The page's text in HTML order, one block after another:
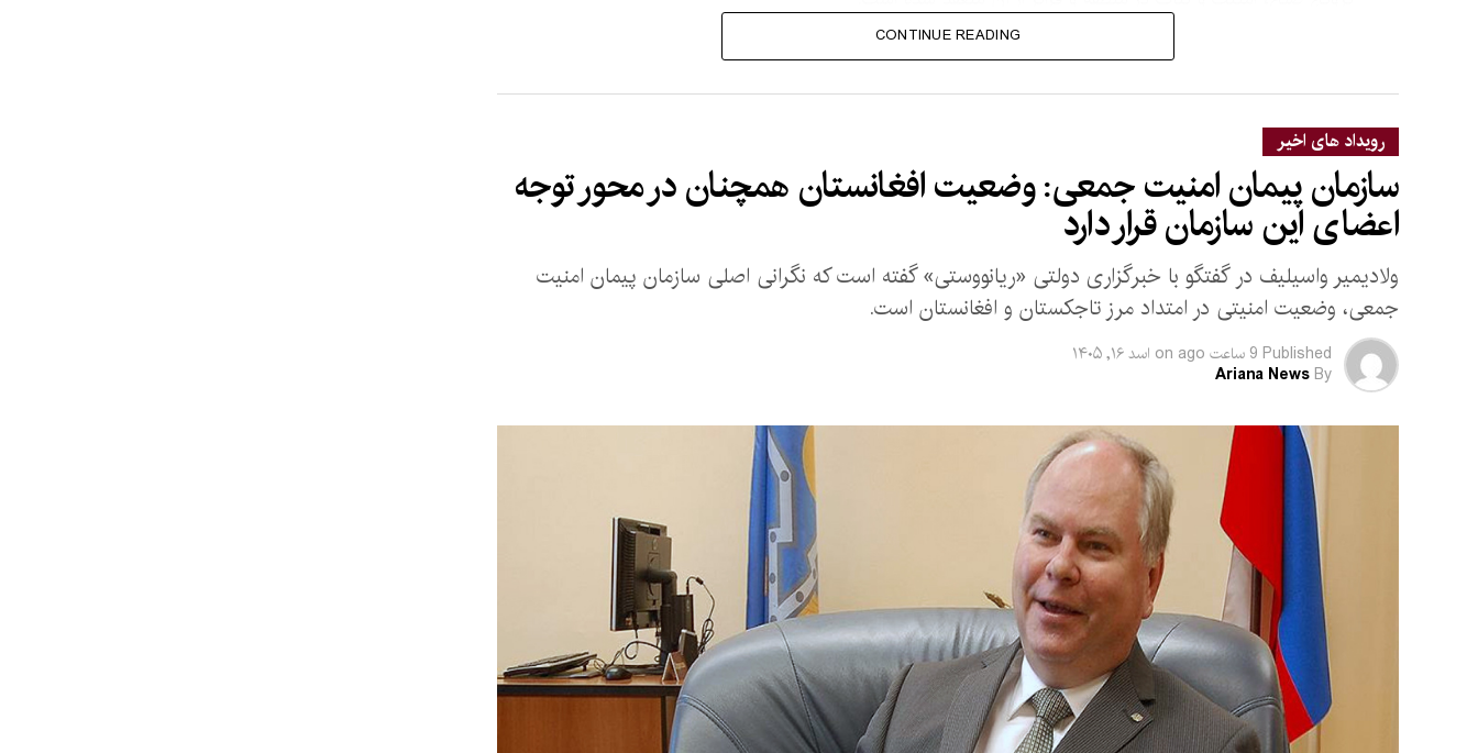
یک مقام ترکیه‌ای این توافق را ماهیتی دفاعی توصیف کرد و گفت که این پیمان علیه هیچ طرف مشخصی
با این حال، این سه کشور به‌طور ویژه نسبت به مواضع نظامی فزاینده تهاجمی اسرائیل و همچنین ایرانِ شیعه با
گرایش انقلابی ابراز نگرانی دارند؛ آن هم در شرایطی که متحد دیرینه‌شان، ایالات متحده، برای مهار ناآرامی‌های
منطقه‌ای با چالش روبه‌رو است.
CONTINUE READING
رویداد های اخیر
سازمان پیمان امنیت جمعی: وضعیت افغانستان همچنان در محور توجه
اعضای این سازمان قرار دارد
ولادیمیر واسیلیف در گفتگو با خبرگزاری دولتی «ریانووستی» گفته است که نگرانی اصلی سازمان پیمان امنیت
جمعی، وضعیت امنیتی در امتداد مرز تاجکستان و افغانستان است.
Published 9 ساعت ago on اسد ۱۶, ۱۴۰۵
By
Ariana News